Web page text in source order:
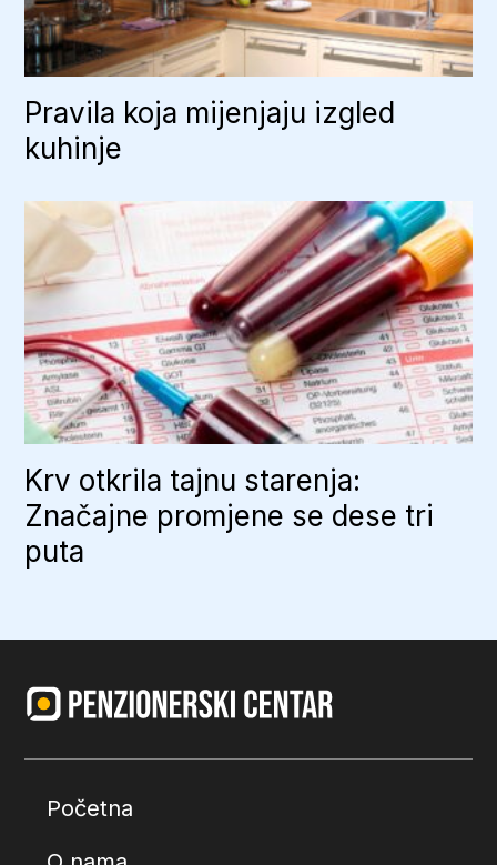
Pravila koja mijenjaju izgled
kuhinje
Krv otkrila tajnu starenja:
Značajne promjene se dese tri
puta
Početna